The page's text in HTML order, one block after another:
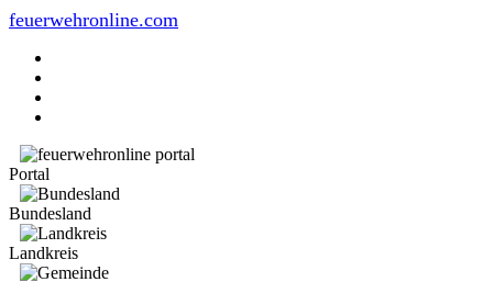
feuerwehronline.com
Portal
Bundesland
Landkreis